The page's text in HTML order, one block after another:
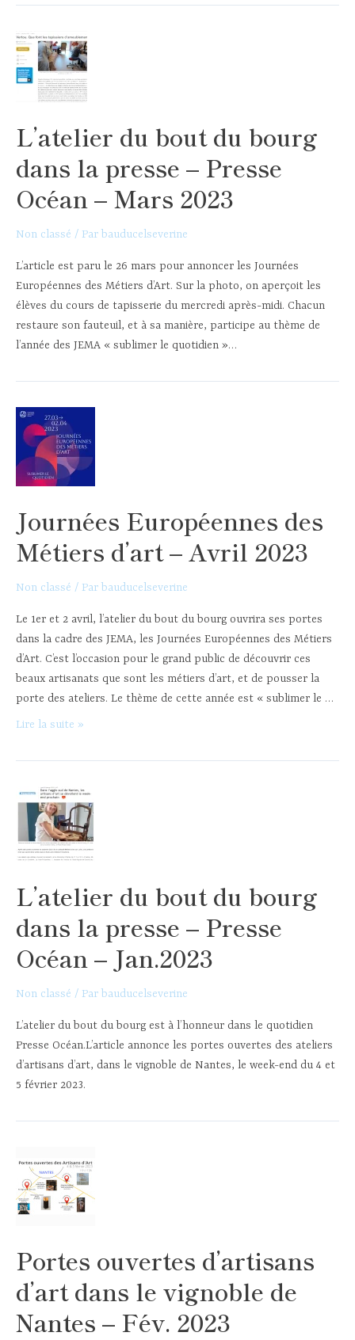
bout
bourg
dans
la
–
Ouest
France
Avril
L’atelier du bout du bourg
dans la presse – Presse
Océan – Mars 2023
Non classé / Par bauducelseverine
L’article est paru le 26 mars pour annoncer les Journées
Européennes des Métiers d’Art. Sur la photo, on aperçoit les
élèves du cours de tapisserie du mercredi après-midi. Chacun
restaure son fauteuil, et à sa manière, participe au thème de
l’année des JEMA « sublimer le quotidien »…
Journées Européennes des
Métiers d’art – Avril 2023
Non classé / Par bauducelseverine
Le 1er et 2 avril, l’atelier du bout du bourg ouvrira ses portes
dans la cadre des JEMA, les Journées Européennes des Métiers
d’Art. C’est l’occasion pour le grand public de découvrir ces
beaux artisanats que sont les métiers d’art, et de pousser la
porte des ateliers. Le thème de cette année est « sublimer le …
Journées
des
d’art
Avril
2023
Lire la suite »
L’atelier du bout du bourg
dans la presse – Presse
Océan – Jan.2023
Non classé / Par bauducelseverine
L’atelier du bout du bourg est à l’honneur dans le quotidien
Presse Océan.L’article annonce les portes ouvertes des ateliers
d’artisans d’art, dans le vignoble de Nantes, le week-end du 4 et
5 février 2023.
Portes ouvertes d’artisans
d’art dans le vignoble de
Nantes – Fév. 2023